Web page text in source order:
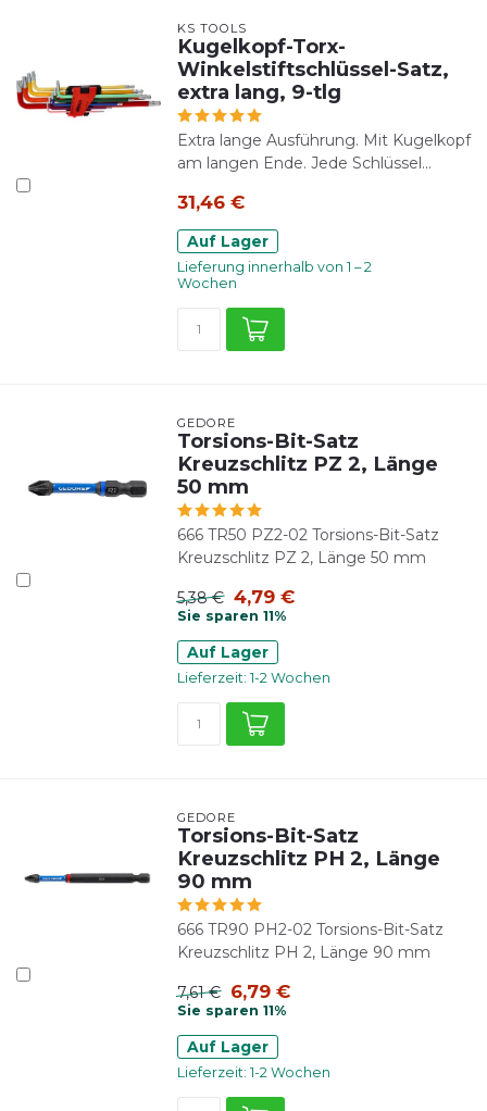
KS TOOLS
Kugelkopf-Torx-
Winkelstiftschlüssel-Satz,
extra lang, 9-tlg
Extra lange Ausführung. Mit Kugelkopf
am langen Ende. Jede Schlüssel...
31,46 €
Auf Lager
Lieferung innerhalb von 1 – 2
Wochen
GEDORE
Torsions-Bit-Satz
Kreuzschlitz PZ 2, Länge
50 mm
666 TR50 PZ2-02 Torsions-Bit-Satz
Kreuzschlitz PZ 2, Länge 50 mm
5,38 € 4,79 €
Sie sparen 11%
Auf Lager
Lieferzeit: 1-2 Wochen
GEDORE
Torsions-Bit-Satz
Kreuzschlitz PH 2, Länge
90 mm
666 TR90 PH2-02 Torsions-Bit-Satz
Kreuzschlitz PH 2, Länge 90 mm
7,61 € 6,79 €
Sie sparen 11%
Auf Lager
Lieferzeit: 1-2 Wochen